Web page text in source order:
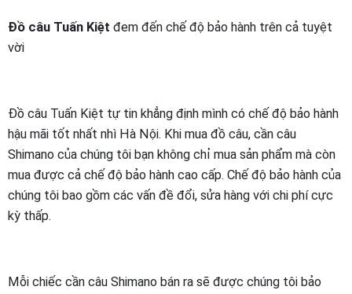
Đồ câu Tuấn Kiệt đem đến chế độ bảo hành trên cả tuyệt
vời
Đồ câu Tuấn Kiệt tự tin khẳng định mình có chế độ bảo hành
hậu mãi tốt nhất nhì Hà Nội. Khi mua đồ câu, cần câu
Shimano của chúng tôi bạn không chỉ mua sản phẩm mà còn
mua được cả chế độ bảo hành cao cấp. Chế độ bảo hành của
chúng tôi bao gồm các vấn đề đổi, sửa hàng với chi phí cực
kỳ thấp.
Mỗi chiếc cần câu Shimano bán ra sẽ được chúng tôi bảo